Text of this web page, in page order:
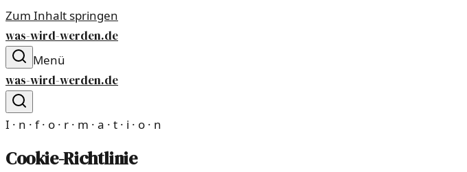
Zum Inhalt springen
was-wird-werden.de
Menü
was-wird-werden.de
I · n · f · o · r · m · a · t · i · o · n
Cookie-Richtlinie